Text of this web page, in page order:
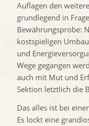
Auflagen den
grundlegend in
Bewährungsprobe:
kostspieligen
und
Wege gegangen
auch mit Mut und
Sektion letztlich die
Das alles ist bei
Es lockt eine